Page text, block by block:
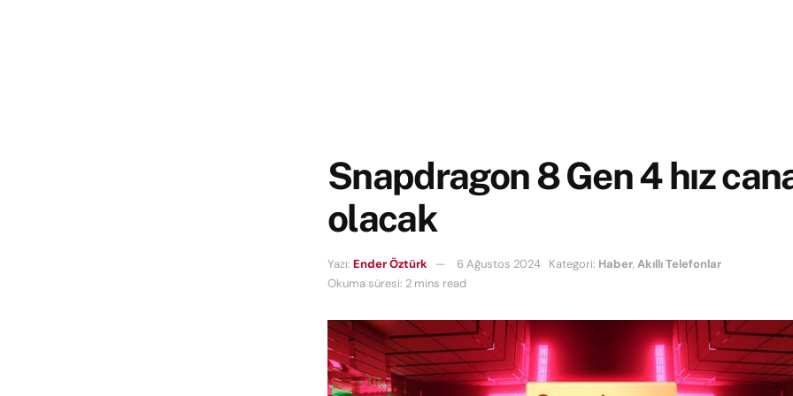
Snapdragon 8 Gen 4 hız
olacak
Yazı: Ender Öztürk 6 Ağustos 2024 Kategori: Haber,Akıllı Telefonlar
Okuma süresi: 2 mins read